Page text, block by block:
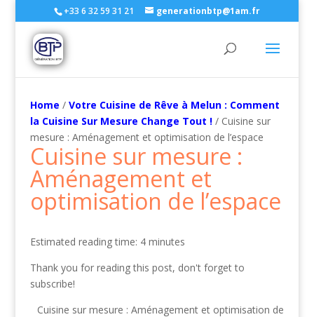
+33 6 32 59 31 21 generationbtp@1am.fr
Home / Votre Cuisine de Rêve à Melun : Comment
la Cuisine Sur Mesure Change Tout !/ Cuisine sur
mesure : Aménagement et optimisation de l’espace
Cuisine sur mesure :
Aménagement et
optimisation de l’espace
Estimated reading time: 4 minutes
Thank you for reading this post, don't forget to
subscribe!
Cuisine sur mesure : Aménagement et optimisation de